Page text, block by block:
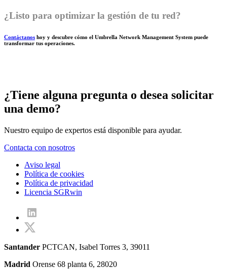
¿Listo para optimizar la gestión de tu red?
Contáctanos hoy y descubre cómo el Umbrella Network Management System puede
transformar tus operaciones.
¿Tiene alguna pregunta o desea solicitar
una demo?
Nuestro equipo de expertos está disponible para ayudar.
Contacta con nosotros
Aviso legal
Política de cookies
Política de privacidad
Licencia SGRwin
Santander PCTCAN, Isabel Torres 3, 39011
Madrid Orense 68 planta 6, 28020